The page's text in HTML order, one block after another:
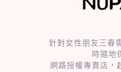
針對女性朋友三春
時隨地
網路授權專賣店，